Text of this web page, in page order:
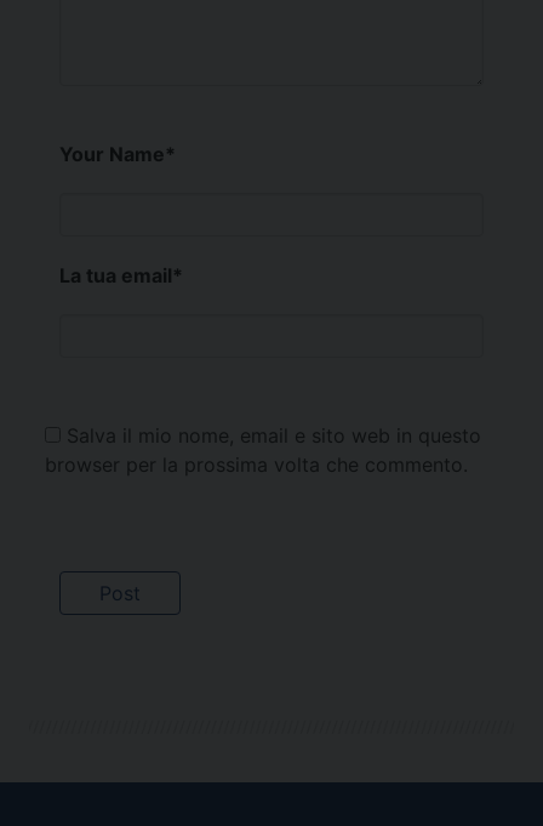
Your Name*
La tua email*
Salva il mio nome, email e sito web in questo
browser per la prossima volta che commento.